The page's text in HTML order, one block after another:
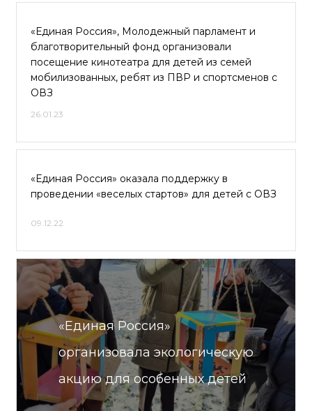
«Единая Россия», Молодежный парламент и
благотворительный фонд организовали
посещение кинотеатра для детей из семей
мобилизованных, ребят из ПВР и спортсменов с
ОВЗ
26.01.23
«Единая Россия» оказала поддержку в
проведении «веселых стартов» для детей с ОВЗ
09.12.22
«Единая Россия»
организовала экологическую
акцию для особенных детей